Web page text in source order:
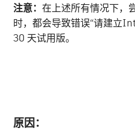
注意：在上述所有情况下，
时，都会导致错误“请建立
30 天试用版。
原因：